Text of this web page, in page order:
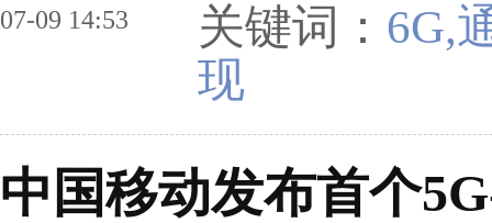
07-09 14:53 关键词： 6G,
现
中国移动发布首个